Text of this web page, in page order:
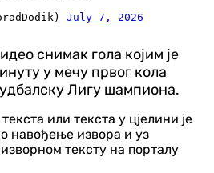
July 7, 2026
снимак гола којим је
у мечу првог кола
Лигу шампиона.
или текста у цјелини је
навођење извора и уз
тексту на порталу